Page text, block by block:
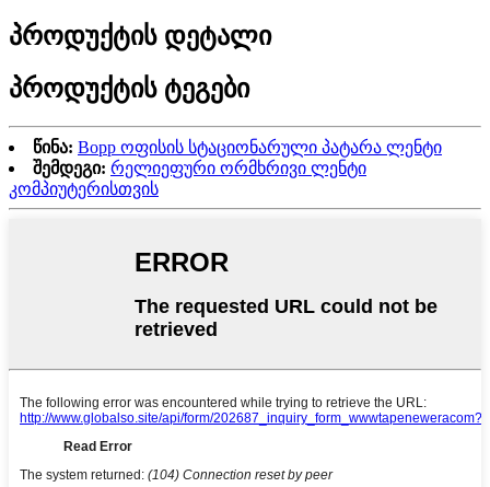
პროდუქტის დეტალი
პროდუქტის ტეგები
წინა: Bopp ოფისის სტაციონარული პატარა ლენტი
შემდეგი: რელიეფური ორმხრივი ლენტი
კომპიუტერისთვის